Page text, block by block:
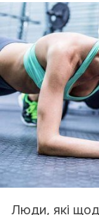
Люди, які